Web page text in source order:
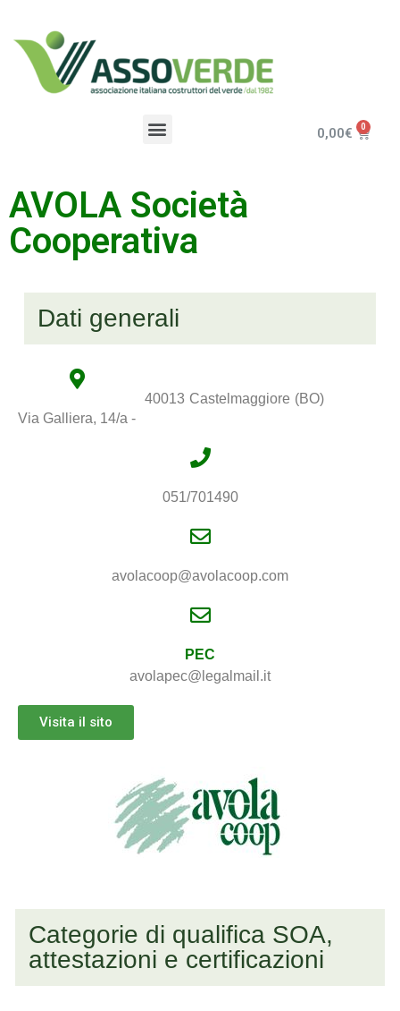
0,00€
AVOLA Società
Cooperativa
Dati generali
Via Galliera, 14/a -
40013 Castelmaggiore (BO)
051/701490
avolacoop@avolacoop.com
PEC
avolapec@legalmail.it
Visita il sito
Categorie di qualifica SOA,
attestazioni e certificazioni